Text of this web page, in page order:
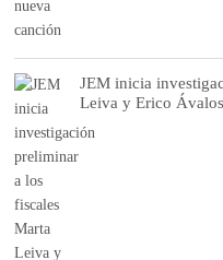
JEM inicia
Leiva y Erico Ávalos